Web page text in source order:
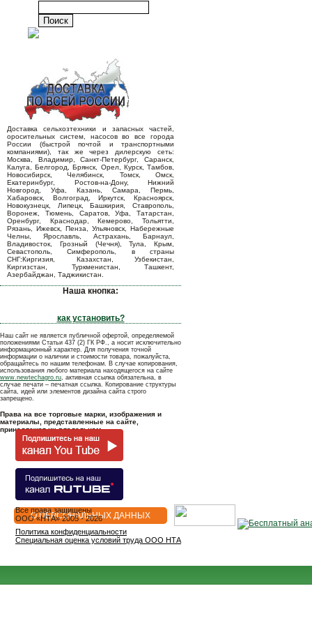
Доставка сельхозтехники и запасных частей,
оросительных систем, насосов во все города
России (быстрой почтой и транспортными
компаниями), так же через дилерскую сеть:
Москва, Владимир, Санкт-Петербург, Саранск,
Калуга, Белгород, Брянск, Орел, Курск, Тамбов,
Новосибирск, Челябинск, Томск, Омск,
Екатеринбург, Ростов-на-Дону, Нижний
Новгород, Уфа, Казань, Самара, Пермь,
Хабаровск, Волгоград, Иркутск, Красноярск,
Новокузнецк, Липецк, Башкирия, Ставрополь,
Воронеж, Тюмень, Саратов, Уфа, Татарстан,
Оренбург, Краснодар, Кемерово, Тольятти,
Рязань, Ижевск, Пенза, Ульяновск, Набережные
Челны, Ярославль, Астрахань, Барнаул,
Владивосток, Грозный (Чечня), Тула, Крым,
Севастополь, Симферополь, в страны
СНГ:Киргизия, Казахстан, Узбекистан,
Киргизстан, Туркменистан, Ташкент,
Азербайджан, Таджикистан.
Наша кнопка:
как установить?
Наш сайт не является публичной офертой, определяемой
положениями Статьи 437 (2) ГК РФ., а носит исключительно
информационный характер. Для получения точной
информации о наличии и стоимости товара, пожалуйста,
обращайтесь по нашим телефонам. В случае копирования,
использования любого материала находящегося на сайте
www.newtechagro.ru, активная ссылка обязательна, в
случае печати – печатная ссылка. Копирование структуры
сайта, идей или элементов дизайна сайта строго
запрещено.
Права на все торговые марки, изображения и
материалы, представленные на сайте,
принадлежат их владельцам.
О ПЕРСОНАЛЬНЫХ ДАННЫХ
Все права защищены
OOO «НТА» 2005 - 2026
Политика конфиденциальности
Специальная оценка условий труда ООО НТА